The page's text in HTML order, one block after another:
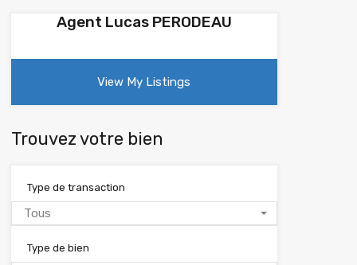
Agent Lucas PERODEAU
View My Listings
Trouvez votre bien
Type de transaction
Tous
Type de bien